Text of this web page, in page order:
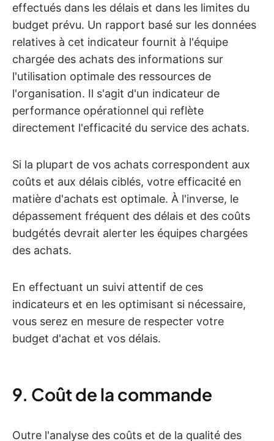
effectués dans les délais et dans les limites du
budget prévu. Un rapport basé sur les données
relatives à cet indicateur fournit à l'équipe
chargée des achats des informations sur
l'utilisation optimale des ressources de
l'organisation. Il s'agit d'un indicateur de
performance opérationnel qui reflète
directement l'efficacité du service des achats.
Si la plupart de vos achats correspondent aux
coûts et aux délais ciblés, votre efficacité en
matière d'achats est optimale. À l'inverse, le
dépassement fréquent des délais et des coûts
budgétés devrait alerter les équipes chargées
des achats.
En effectuant un suivi attentif de ces
indicateurs et en les optimisant si nécessaire,
vous serez en mesure de respecter votre
budget d'achat et vos délais.
9. Coût de la commande
Outre l'analyse des coûts et de la qualité des